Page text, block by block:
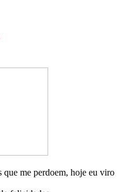
que me perdoem, hoje eu viro